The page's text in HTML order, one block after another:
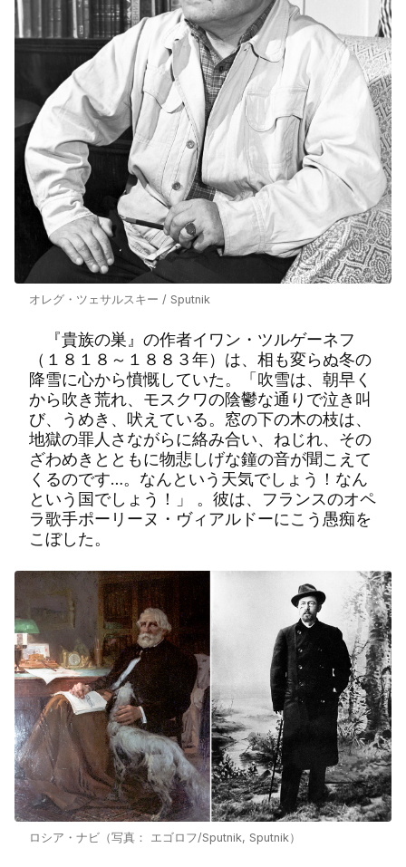
オレグ・ツェサルスキー / Sputnik
『貴族の巣』の作者イワン・ツルゲーネフ
（１８１８～１８８３年）は、相も変らぬ冬の
降雪に心から憤慨していた。「吹雪は、朝早く
から吹き荒れ、モスクワの陰鬱な通りで泣き叫
び、うめき、吠えている。窓の下の木の枝は、
地獄の罪人さながらに絡み合い、ねじれ、その
ざわめきとともに物悲しげな鐘の音が聞こえて
くるのです…。なんという天気でしょう！なん
という国でしょう！」 。彼は、フランスのオペ
ラ歌手ポーリーヌ・ヴィアルドーにこう愚痴を
こぼした。
ロシア・ナビ（写真： エゴロフ/Sputnik, Sputnik）